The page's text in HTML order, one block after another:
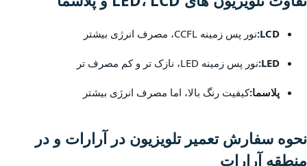
LCD: نور پس زمینه CCFL، مصرف انرژی بیشتر
LED: نور پس زمینه LED، نازک تر و کم مصرف تر
پلاسما:کیفیت رنگ بالا، اما مصرف انرژی بیشتر
نحوه سفارش تعمیر تلویزیون در آرارات و در
منطقه آرارات